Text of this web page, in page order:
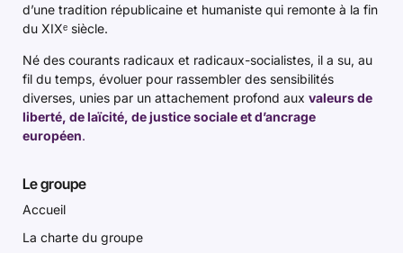
d’une tradition républicaine et humaniste qui remonte à la fin
du XIXᵉ siècle.
Né des courants radicaux et radicaux-socialistes, il a su, au
fil du temps, évoluer pour rassembler des sensibilités
diverses, unies par un attachement profond aux valeurs de
liberté, de laïcité, de justice sociale et d’ancrage
européen.
Le groupe
Accueil
La charte du groupe